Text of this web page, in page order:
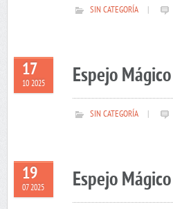
SIN CATEGORÍA
17
10 2025 Espejo
SIN CATEGORÍA
19
07 2025 Espejo